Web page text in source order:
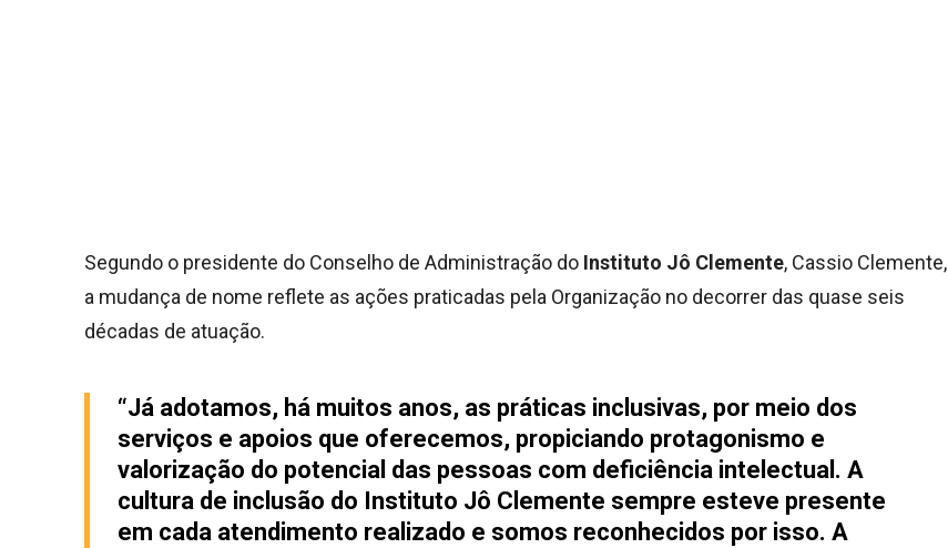
Segundo o presidente do Conselho de Administração do Instituto Jô Clemente, Cassio Clemente,
a mudança de nome reflete as ações praticadas pela Organização no decorrer das quase seis
décadas de atuação.
“Já adotamos, há muitos anos, as práticas inclusivas, por meio dos
serviços e apoios que oferecemos, propiciando protagonismo e
valorização do potencial das pessoas com deficiência intelectual. A
cultura de inclusão do Instituto Jô Clemente sempre esteve presente
em cada atendimento realizado e somos reconhecidos por isso. A